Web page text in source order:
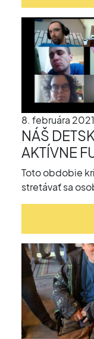
8. februára 2021
NÁŠ
AKTÍVNE
Toto obdobie
stretávať sa